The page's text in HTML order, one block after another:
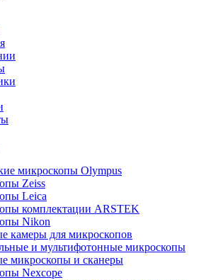
микроскопы Olympus
Zeiss
Leica
комплектации ARSTEK
Nikon
камеры для микроскопов
и мультифотонные микроскопы
микроскопы и сканеры
Nexcope